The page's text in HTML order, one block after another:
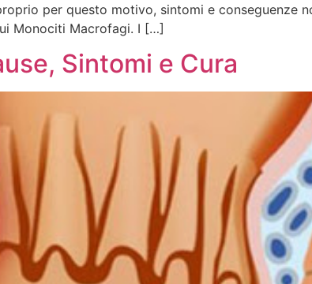
per questo motivo, sintomi e conseguenze
Monociti Macrofagi. I […]
Sintomi e Cura